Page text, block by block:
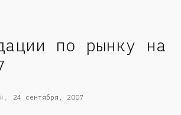
по рынку на
, 24 сентября, 2007